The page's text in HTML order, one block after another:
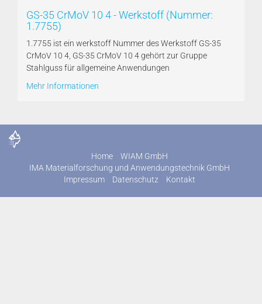
GS-35 CrMoV 10 4 - Werkstoff (Nummer:
1.7755)
1.7755 ist ein werkstoff Nummer des Werkstoff GS-35
CrMoV 10 4, GS-35 CrMoV 10 4 gehört zur Gruppe
Stahlguss für allgemeine Anwendungen
Mehr Informationen
Home
WIAM GmbH
IMA Materialforschung und Anwendungstechnik GmbH
Impressum
Datenschutz Kontakt